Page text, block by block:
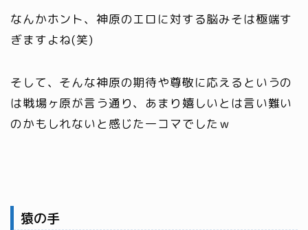
なんかホント、神原のエロに対する脳みそは極端す
ぎますよね(笑)
そして、そんな神原の期待や尊敬に応えるというの
は戦場ヶ原が言う通り、あまり嬉しいとは言い難い
のかもしれないと感じた一コマでしたｗ
猿の手